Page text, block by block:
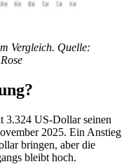
Vergleich. Quelle:
3.324 US-Dollar seinen
2025. Ein Anstieg
bringen, aber die
bleibt hoch.